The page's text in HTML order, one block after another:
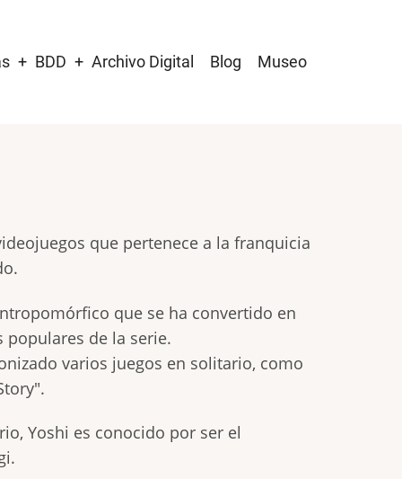
BDD Archivo Digital Blog Museo
que pertenece a la franquicia
que se ha convertido en
populares de la serie.
varios juegos en solitario, como
Yoshi es conocido por ser el